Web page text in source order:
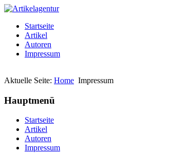
Startseite
Artikel
Autoren
Impressum
Aktuelle Seite: Home Impressum
Hauptmenü
Startseite
Artikel
Autoren
Impressum